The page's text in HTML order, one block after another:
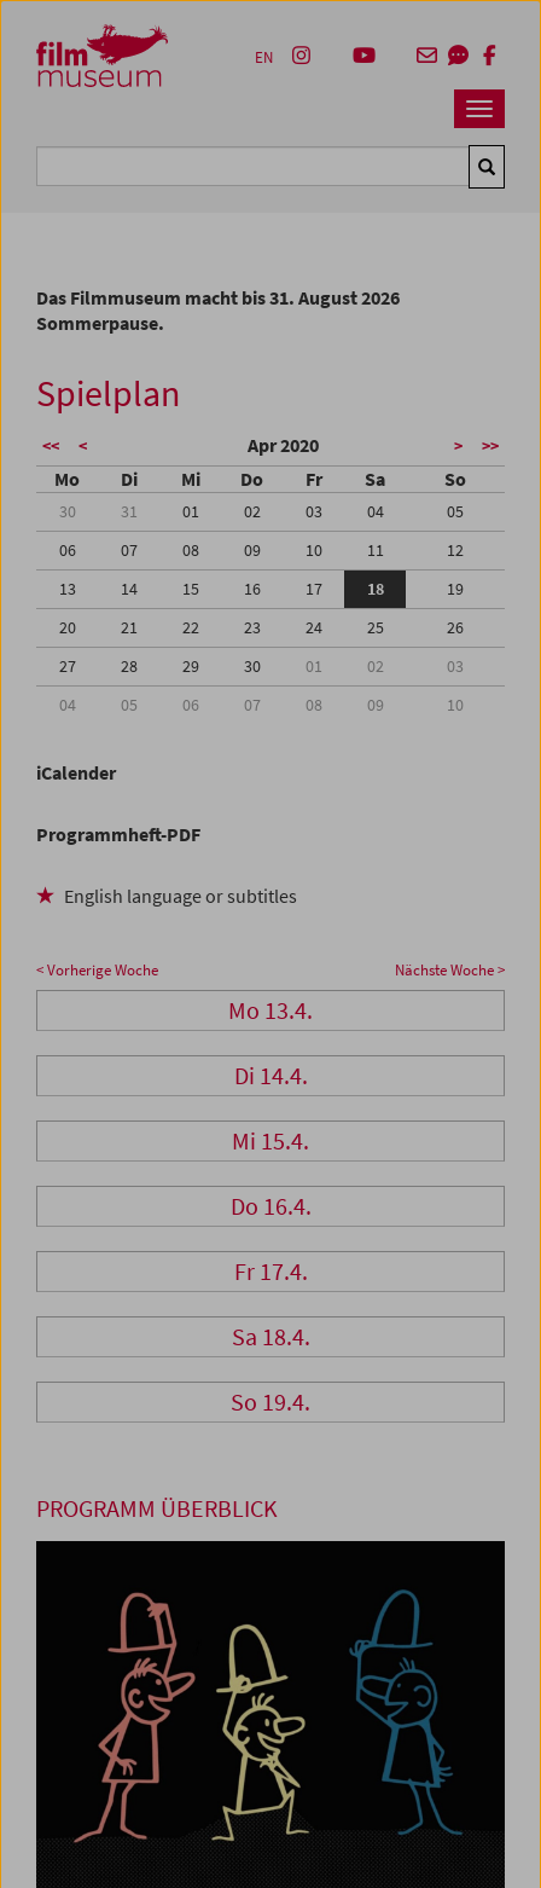
Zum Inhalt
Zum Hauptmenü
Zur Servicenavigation
Zum Suche
Navbar
EN
Das Filmmuseum macht bis 31. August 2026
Sommerpause.
Spielplan
<< < Apr 2020 > >>
Mo Di Mi Do Fr Sa So
30 31 01 02 03 04
05
06
07 08 09 10 11
12
13
14 15 16 17 18
19
20
21 22 23 24 25
26
27
28 29 30 01 02
03
04
05 06 07 08 09 10
iCalender
Programmheft-PDF
English language or subtitles
< Vorherige Woche Nächste Woche >
Mo 13.4.
Di 14.4.
Mi 15.4.
Do 16.4.
Fr 17.4.
Sa 18.4.
So 19.4.
PROGRAMM ÜBERBLICK